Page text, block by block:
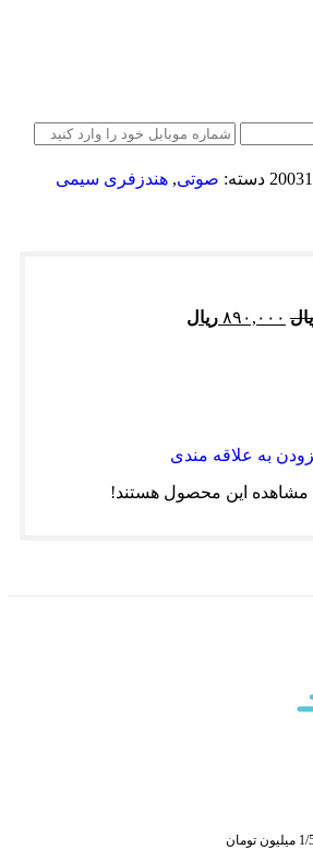
دسته: صوتی, هندزفری سیمی
۸۹۰,۰۰۰ ریال
به علاقه مندی
مشاهده این محصول هستند!